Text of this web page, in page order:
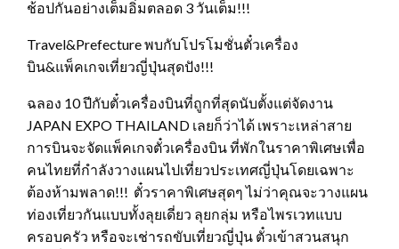
ช้อปกันอย่างเต็มอิ่มตลอด 3 วันเต็ม!!!
Travel&Prefecture พบกับโปรโมชั่นตั๋วเครื่อง
บิน&แพ็คเกจเที่ยวญี่ปุ่นสุดปัง!!!
ฉลอง 10 ปีกับตั๋วเครื่องบินที่ถูกที่สุดนับตั้งแต่จัดงาน
JAPAN EXPO THAILAND เลยก็ว่าได้ เพราะเหล่าสาย
การบินจะจัดแพ็คเกจตั๋วเครื่องบิน ที่พักในราคาพิเศษเพื่อ
คนไทยที่กำลังวางแผนไปเที่ยวประเทศญี่ปุ่นโดยเฉพาะ
ต้องห้ามพลาด!!! ตั๋วราคาพิเศษสุดๆ ไม่ว่าคุณจะวางแผน
ท่องเที่ยวกันแบบทั้งลุยเดี่ยว ลุยกลุ่ม หรือไพรเวทแบบ
ครอบครัว หรือจะเช่ารถขับเที่ยวญี่ปุ่น ตั๋วเข้าสวนสนุก